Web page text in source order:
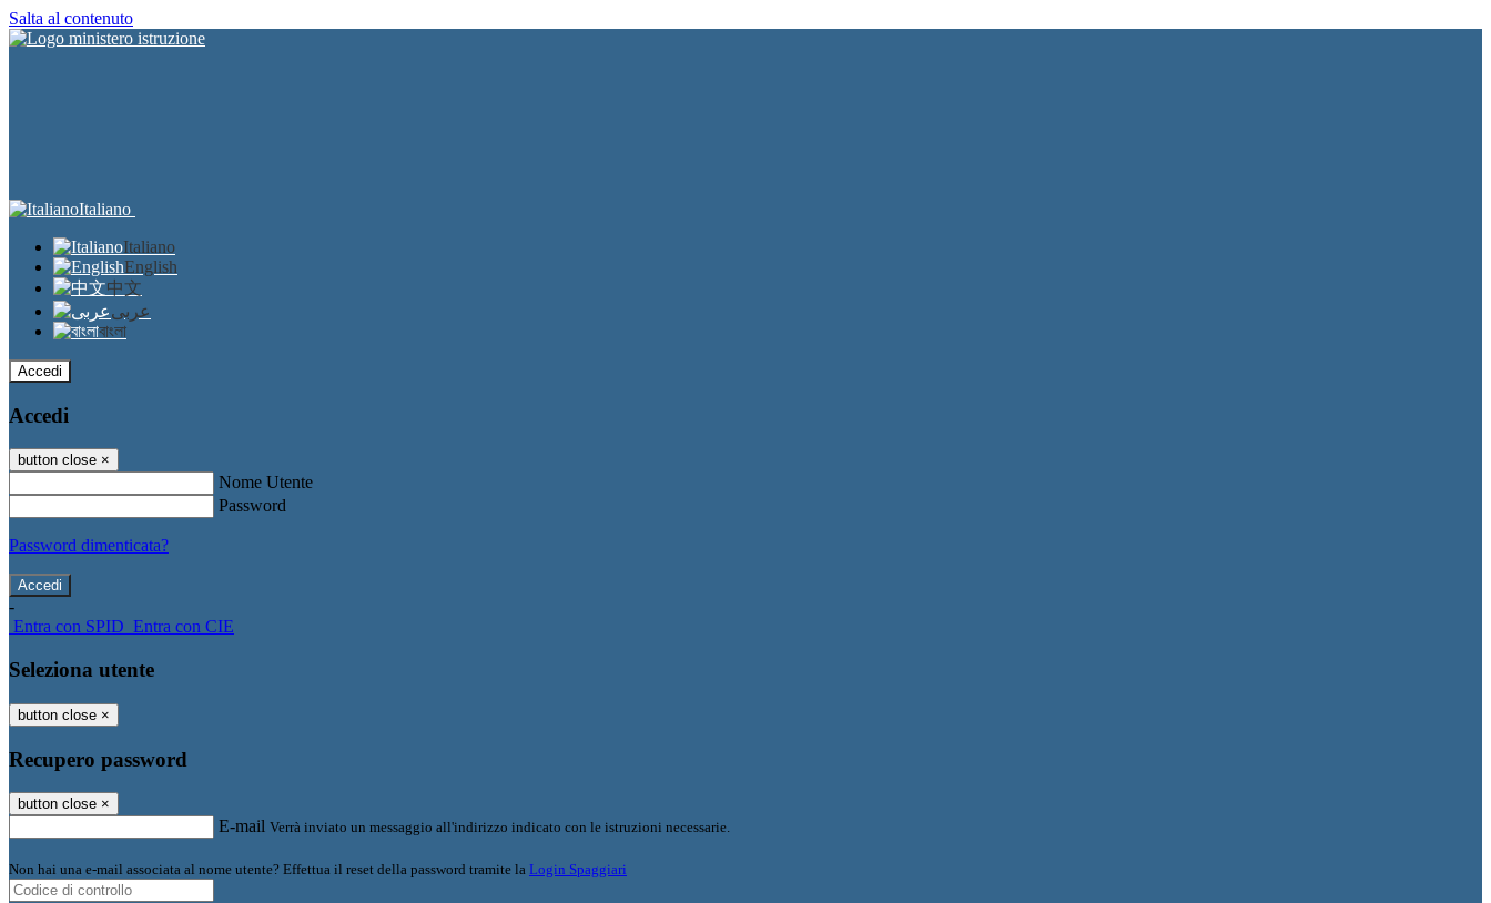
Salta al contenuto
Italiano
Italiano
English
中文
عربى
বাংলা
Accedi
Accedi
button close ×
Nome Utente
Password
Password dimenticata?
-
Entra con SPID Entra con CIE
Seleziona utente
button close ×
Recupero password
button close ×
E-mail Verrà inviato un messaggio all'indirizzo indicato con le istruzioni necessarie.
Non hai una e-mail associata al nome utente? Effettua il reset della password tramite la Login Spaggiari